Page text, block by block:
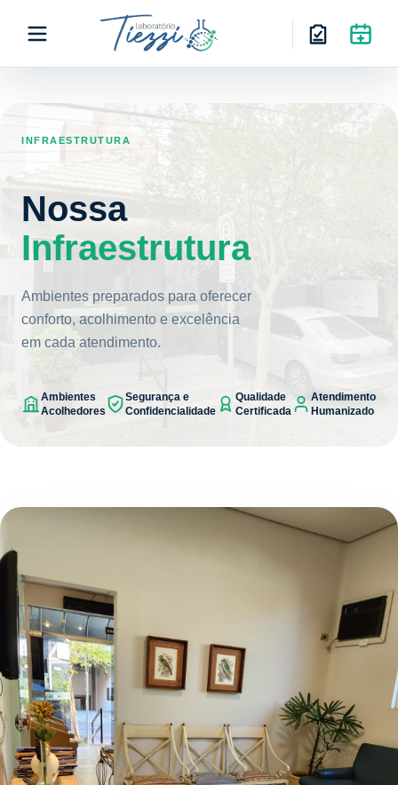
INFRAESTRUTURA
Nossa
Infraestrutura
Ambientes preparados para oferecer
conforto, acolhimento e excelência
em cada atendimento.
Ambientes
Acolhedores
Segurança e
Confidencialidade
Qualidade
Certificada
Atendimento
Humanizado